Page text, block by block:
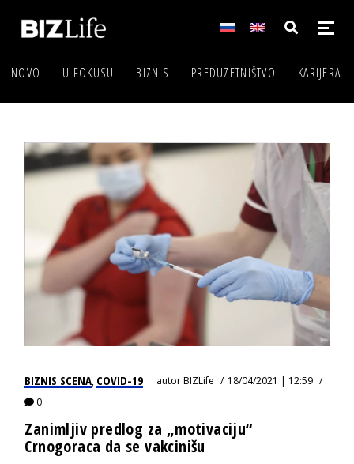
NOVO U FOKUSU BIZNIS PREDUZETNIŠTVO KARIJERA
BIZNIS SCENA, COVID-19 autorBIZLife
18/04/2021 | 12:59
0
Zanimljiv predlog za „motivaciju“
Crnogoraca da se vakcinišu